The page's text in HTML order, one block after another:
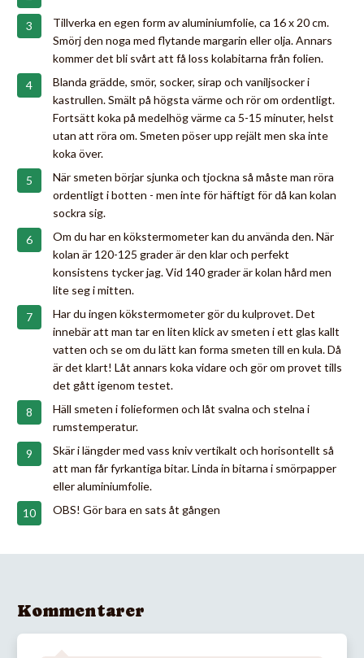
Tillverka en egen form av aluminiumfolie, ca 16 x 20 cm.
Smörj den noga med flytande margarin eller olja. Annars
kommer det bli svårt att få loss kolabitarna från folien.
Blanda grädde, smör, socker, sirap och vaniljsocker i
kastrullen. Smält på högsta värme och rör om ordentligt.
Fortsätt koka på medelhög värme ca 5-15 minuter, helst
utan att röra om. Smeten pöser upp rejält men ska inte
koka över.
När smeten börjar sjunka och tjockna så måste man röra
ordentligt i botten - men inte för häftigt för då kan kolan
sockra sig.
Om du har en kökstermometer kan du använda den. När
kolan är 120-125 grader är den klar och perfekt
konsistens tycker jag. Vid 140 grader är kolan hård men
lite seg i mitten.
Har du ingen kökstermometer gör du kulprovet. Det
innebär att man tar en liten klick av smeten i ett glas kallt
vatten och se om du lätt kan forma smeten till en kula. Då
är det klart! Låt annars koka vidare och gör om provet tills
det gått igenom testet.
Häll smeten i folieformen och låt svalna och stelna i
rumstemperatur.
Skär i längder med vass kniv vertikalt och horisontellt så
att man får fyrkantiga bitar. Linda in bitarna i smörpapper
eller aluminiumfolie.
OBS! Gör bara en sats åt gången
Kommentarer